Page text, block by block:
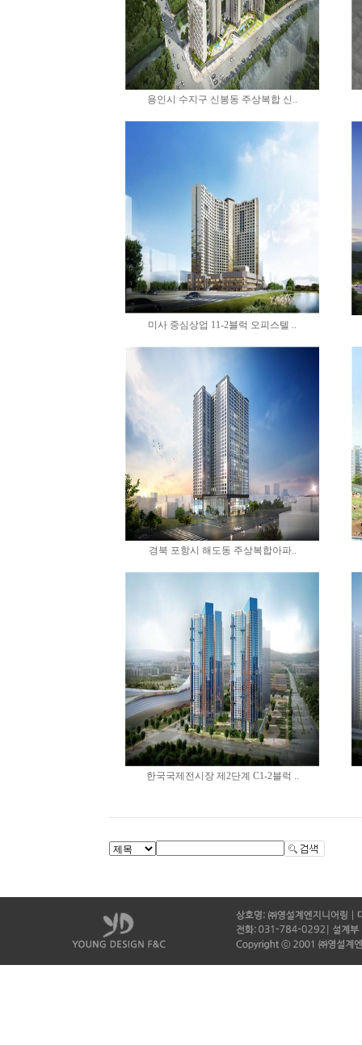
용인시 수지구 신봉동 주상복합 신..
미사 중심상업 11-2블럭 오피스텔 ..
경북 포항시 해도동 주상복합아파..
한국국제전시장 제2단계 C1-2블럭 ..